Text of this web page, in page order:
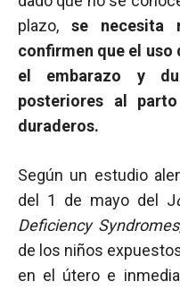
plazo, se necesita
confirmen que el
el embarazo y
posteriores al
duraderos.
Según un estudio
del 1 de mayo del J
Deficiency Syndromes
de los niños
en el útero e